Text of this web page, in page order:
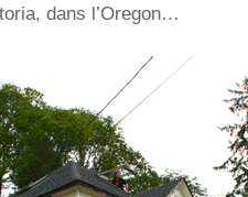
dans l’Oregon…